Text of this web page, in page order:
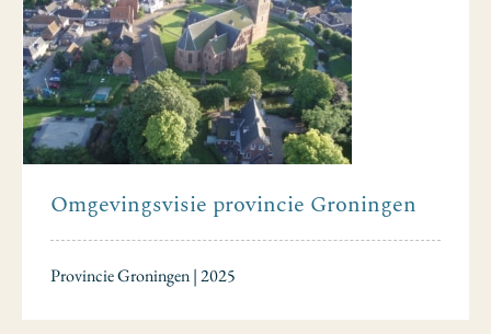
Omgevingsvisie provincie Groningen
Provincie Groningen | 2025